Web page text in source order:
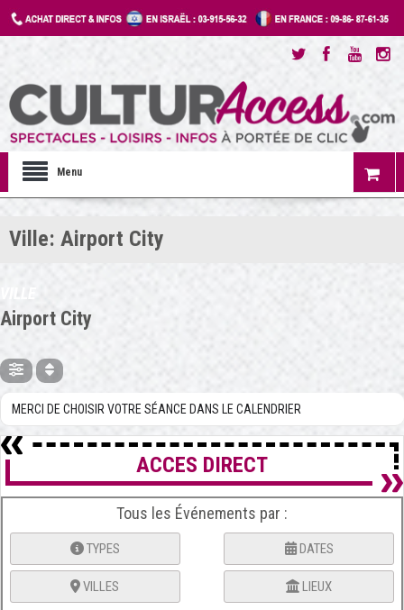
Menu
Ville: Airport City
VILLE
Airport City
MERCI DE CHOISIR VOTRE SÉANCE DANS LE CALENDRIER
ACCES DIRECT
Tous les Événements par :
TYPES DATES
VILLES LIEUX